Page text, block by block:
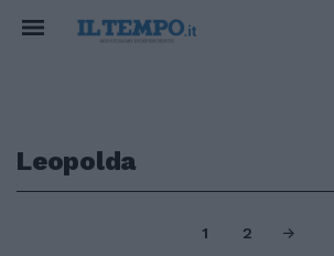
Leopolda
1 2